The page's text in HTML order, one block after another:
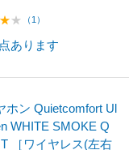
（1）
あります
ホン Quietcomfort Ul
WHITE SMOKE Q
［ワイヤレス(左右